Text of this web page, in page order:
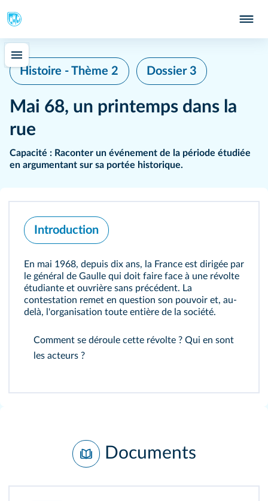
Histoire - Thème 2 Dossier 3
Mai 68, un printemps dans la
rue
Capacité : Raconter un événement de la période étudiée
en argumentant sur sa portée historique.
Introduction
En mai 1968, depuis dix ans, la France est dirigée par
le général de Gaulle qui doit faire face à une révolte
étudiante et ouvrière sans précédent. La
contestation remet en question son pouvoir et, au-
delà, l'organisation toute entière de la société.
Comment se déroule cette révolte ? Qui en sont
les acteurs ?
Documents